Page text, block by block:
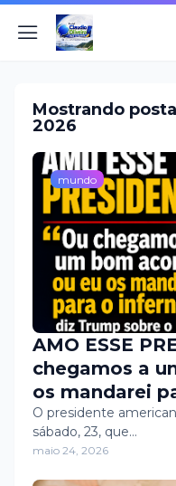
Mostrando
2026
mundo
AMO ESSE
chegamos a
os mandarei
Trump sobre o
O presidente
sábado, 23, que…
maio 24, 2026